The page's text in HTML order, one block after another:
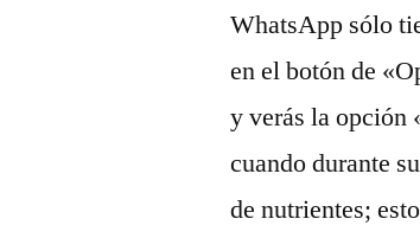
WhatsApp sólo
en el botón de
y verás la opción
cuando durante
de nutrientes;